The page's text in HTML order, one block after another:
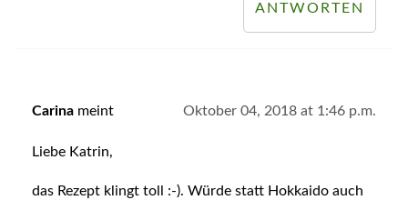
ANTWORTEN
Carina meint Oktober 04, 2018 at 1:46 p.m.
Liebe Katrin,
das Rezept klingt toll :-). Würde statt Hokkaido auch